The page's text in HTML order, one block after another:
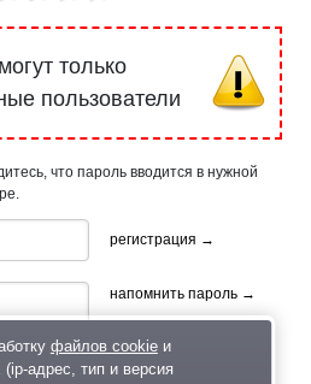
только
пользователи
что пароль вводится в нужной
регистрация →
напомнить пароль →
файлов cookieи
адрес, тип и версия